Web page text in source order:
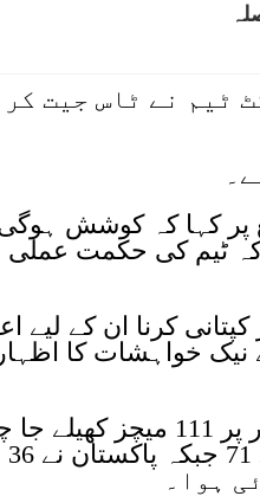
ٹیم نے ٹاس جیت
پر کہا کہ کوشش
کہ ٹیم کی حکمت
کرنا ان کے لیے
نیک خواہشات کا
دونوں ٹیموں کے درمیان ون ڈے کرکٹ میں مجموعی طور
ہوا۔